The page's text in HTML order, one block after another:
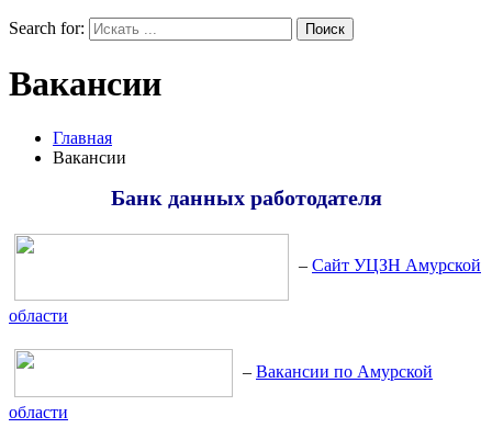
Search for:
Вакансии
Главная
Вакансии
Банк данных работодателя
– Сайт УЦЗН Амурской
области
– Вакансии по Амурской
области